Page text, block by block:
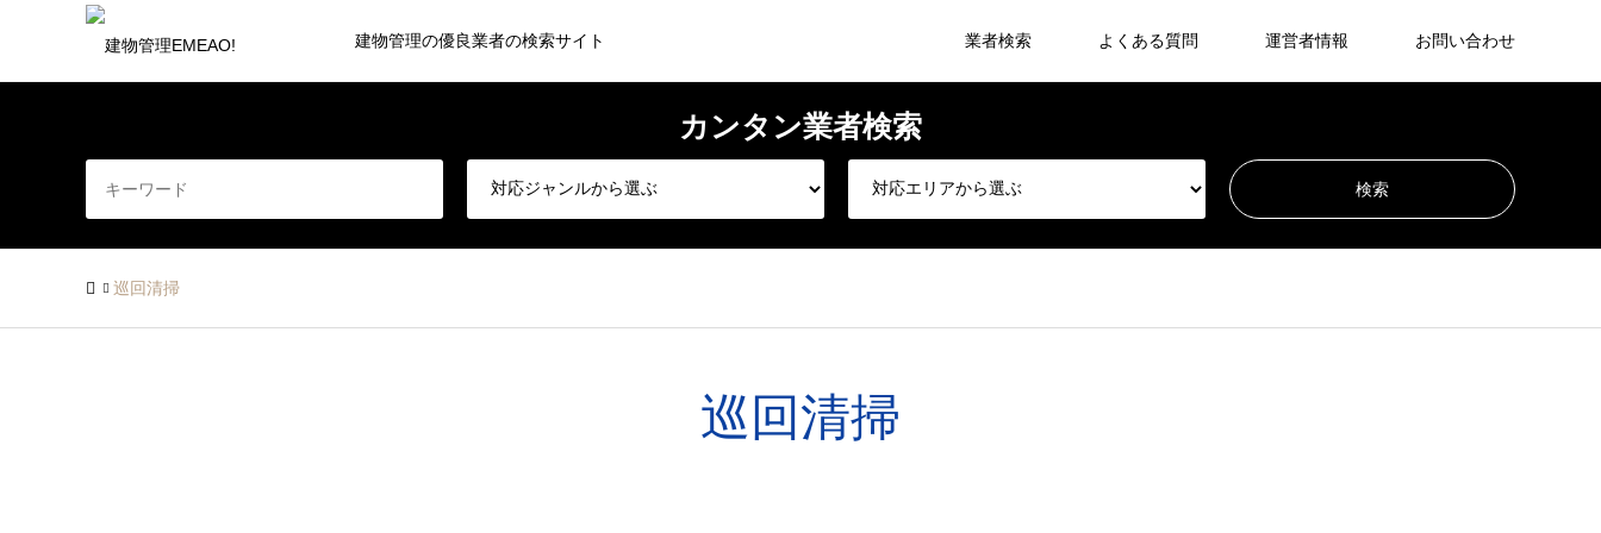
建物管理の優良業者の検索サイト 業者検索 よくある質問 運営者情報 お問い合わせ
巡回清掃
巡回清掃